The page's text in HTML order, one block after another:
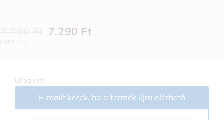
7.290 Ft
(243 Ft / ml)
Elfogyott
E-mailt kérek, ha a termék újra elérhető